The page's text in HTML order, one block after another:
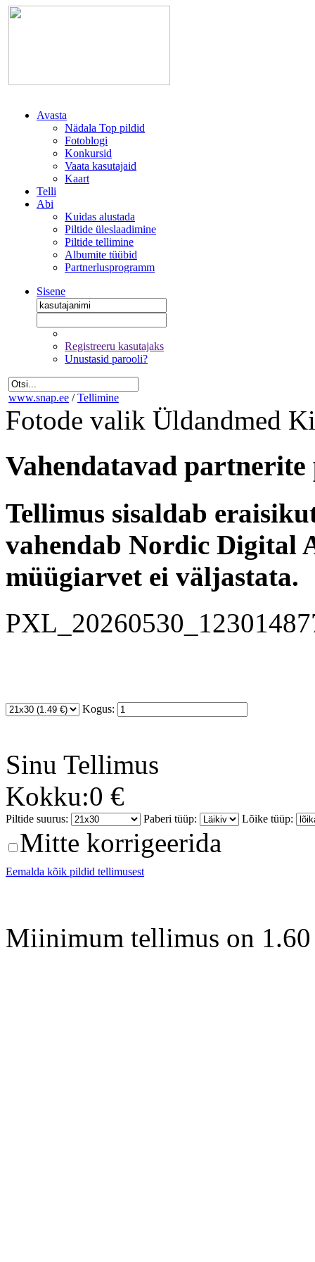
Avasta
Nädala Top pildid
Fotoblogi
Konkursid
Vaata kasutajaid
Kaart
Telli
Abi
Kuidas alustada
Piltide üleslaadimine
Piltide tellimine
Albumite tüübid
Partnerlusprogramm
Sisene
Registreeru kasutajaks
Unustasid parooli?
www.snap.ee / Tellimine
Fotode valik Üldandmed
Vahendatavad
Tellimus sisaldab
vahendab Nordic Digital
müügiarvet ei väljastata.
Kogus:
Sinu Tellimus
Kokku:0 €
Piltide suurus: Paberi tüüp: Lõike tüüp:
Mitte korrigeerida
Eemalda kõik pildid tellimusest
Miinimum tellimus on